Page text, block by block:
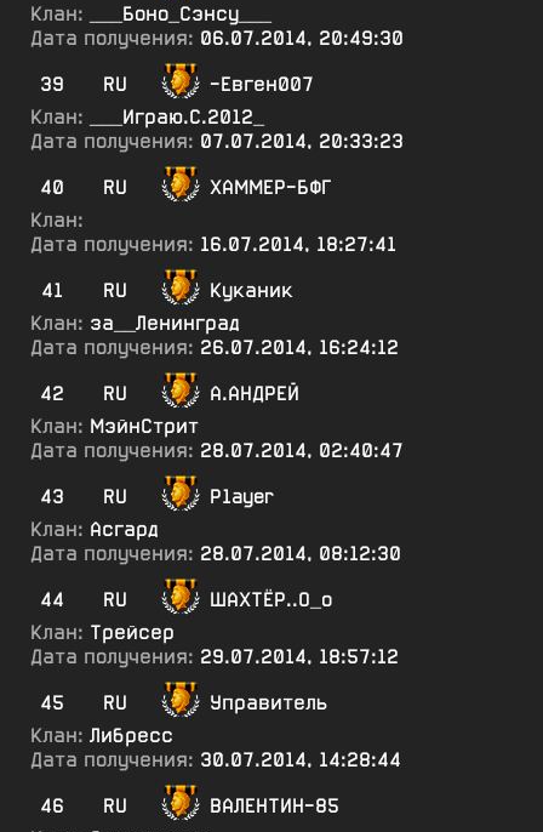
Клан:
___Боно_Сэнсу___
Дата получения: 06.07.2014, 20:49:30
39
RU
-Евген007
Клан:
___Играю.С.2012_
Дата получения: 07.07.2014, 20:33:23
40
RU
ХАММЕР-БФГ
Клан:
Дата получения: 16.07.2014, 18:27:41
41
RU
Куканик
Клан: за__Ленинград
Дата получения: 26.07.2014, 16:24:12
42
RU
А.АНДРЕЙ
Клан: МэйнСтрит
Дата получения: 28.07.2014, 02:40:47
43
RU
P1ayer
Клан: Асгард
Дата получения: 28.07.2014, 08:12:30
44
RU
ШАХТЁР..О_о
Клан: Трейсер
Дата получения: 29.07.2014, 18:57:12
45
RU
Управитель
Клан: Либресс
Дата получения: 30.07.2014, 14:28:44
46
RU
ВАЛЕНТИН-85